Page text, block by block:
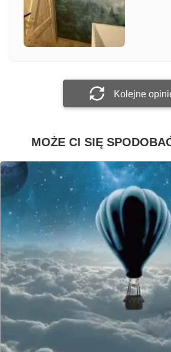
Załącz zdjęcie
Kolejne
MOŻE CI SIĘ